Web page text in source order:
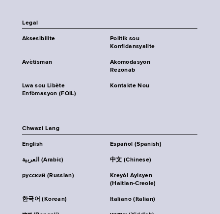
Legal
Aksesibilite
Politik sou
Konfidansyalite
Avètisman
Akomodasyon
Rezonab
Lwa sou Libète
Enfòmasyon (FOIL)
Kontakte Nou
Chwazi Lang
English Español (Spanish)
العربية (Arabic) 中文 (Chinese)
русский (Russian)
Kreyòl Ayisyen
(Haitian-Creole)
한국어 (Korean) Italiano (Italian)